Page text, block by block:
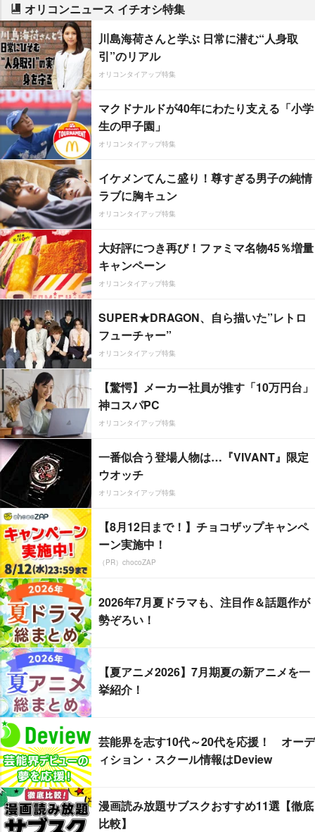
オリコンニュース イチオシ特集
川島海荷さんと学ぶ 日常に潜む“人身取
引”のリアル
オリコンタイアップ特集
マクドナルドが40年にわたり支える「小学
生の甲子園」
オリコンタイアップ特集
イケメンてんこ盛り！尊すぎる男子の純情
ラブに胸キュン
オリコンタイアップ特集
大好評につき再び！ファミマ名物45％増量
キャンペーン
オリコンタイアップ特集
SUPER★DRAGON、自ら描いた”レトロ
フューチャー”
オリコンタイアップ特集
【驚愕】メーカー社員が推す「10万円台」
神コスパPC
オリコンタイアップ特集
一番似合う登場人物は…『VIVANT』限定
ウオッチ
オリコンタイアップ特集
【8月12日まで！】チョコザップキャンペ
ーン実施中！
（PR）chocoZAP
2026年7月夏ドラマも、注目作＆話題作が
勢ぞろい！
【夏アニメ2026】7月期夏の新アニメを一
挙紹介！
芸能界を志す10代～20代を応援！ オーデ
ィション・スクール情報はDeview
漫画読み放題サブスクおすすめ11選【徹底
比較】